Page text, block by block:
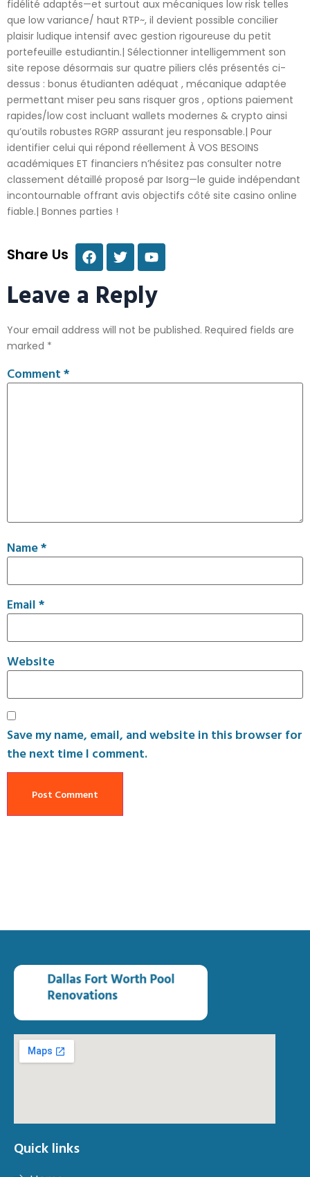
fidélité adaptés—et surtout aux mécaniques low risk telles
que low variance/ haut RTP~, il devient possible concilier
plaisir ludique intensif avec gestion rigoureuse du petit
portefeuille estudiantin.| Sélectionner intelligemment son
site repose désormais sur quatre piliers clés présentés ci-
dessus : bonus étudianten adéquat , mécanique adaptée
permettant miser peu sans risquer gros , options paiement
rapides/low cost incluant wallets modernes & crypto ainsi
qu’outils robustes RGRP assurant jeu responsable.| Pour
identifier celui qui répond réellement À VOS BESOINS
académiques ET financiers n’hésitez pas consulter notre
classement détaillé proposé par Isorg—le guide indépendant
incontournable offrant avis objectifs côté site casino online
fiable.| Bonnes parties !
Share Us
Leave a Reply
Your email address will not be published. Required fields are
marked *
Comment*
Name*
Email*
Website
Save my name, email, and website in this browser for
the next time I comment.
Quick links